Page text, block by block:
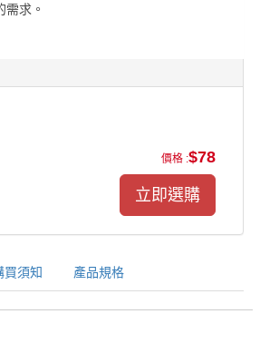
求。
價格 :$78
買須知 產品規格